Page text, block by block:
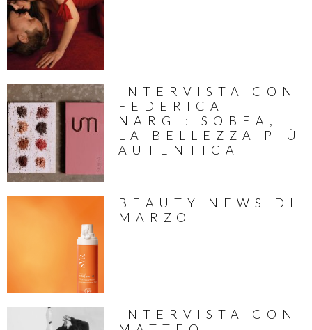
INTERVISTA CON
FEDERICA
NARGI: SOBEA,
LA BELLEZZA PIÙ
AUTENTICA
BEAUTY NEWS DI
MARZO
INTERVISTA CON